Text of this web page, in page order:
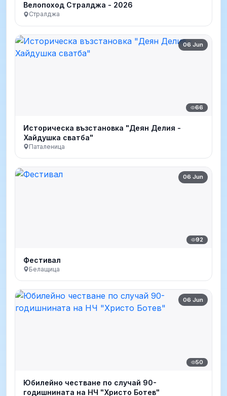
Велопоход Стралджа - 2026
Стралджа
06 Jun
66
Историческа възстановка "Деян Делия -
Хайдушка сватба"
Паталеница
06 Jun
92
Фестивал
Белащица
06 Jun
50
Юбилейно честване по случай 90-
годишнината на НЧ "Христо Ботев"